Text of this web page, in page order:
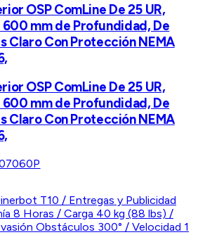
OSP ComLine De 25 UR,
mm de Profundidad, De
Claro Con Protección NEMA
OSP ComLine De 25 UR,
mm de Profundidad, De
Claro Con Protección NEMA